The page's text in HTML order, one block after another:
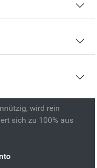
wird rein
sich zu 100% aus